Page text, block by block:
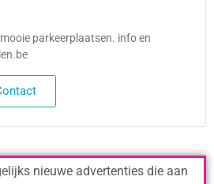
parkeerplaatsen. info en
nieuwe advertenties die aan